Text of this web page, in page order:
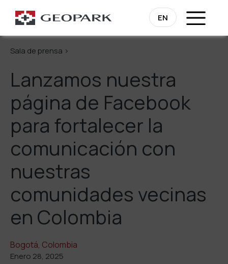
EN
Regresa
Sala de prensa >
Lanzamos nuestra
página de Facebook
para fortalecer la
comunicación con
nuestras
comunidades vecinas
en Colombia
Bogotá, Colombia
Enero 28, 2025